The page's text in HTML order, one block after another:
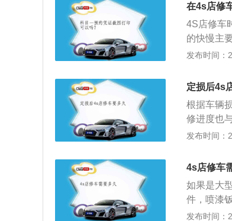
在4s店修
4S店修车
的快慢主
慢有的需
集整车销
（Survey
良、整洁
好的服务
务，可以
发布时间：
定损后4s
根据车辆
修进度也
发生车祸
修理所需
向价格部
发布时间：
4s店修车
如果是大
件，喷漆
答案，因
发布时间：